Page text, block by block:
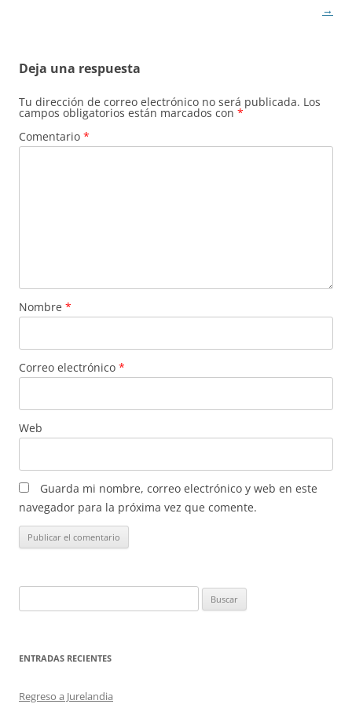
→
Deja una respuesta
Tu dirección de correo electrónico no será publicada. Los
campos obligatorios están marcados con *
Comentario *
Nombre *
Correo electrónico *
Web
Guarda mi nombre, correo electrónico y web en este
navegador para la próxima vez que comente.
ENTRADAS RECIENTES
Regreso a Jurelandia